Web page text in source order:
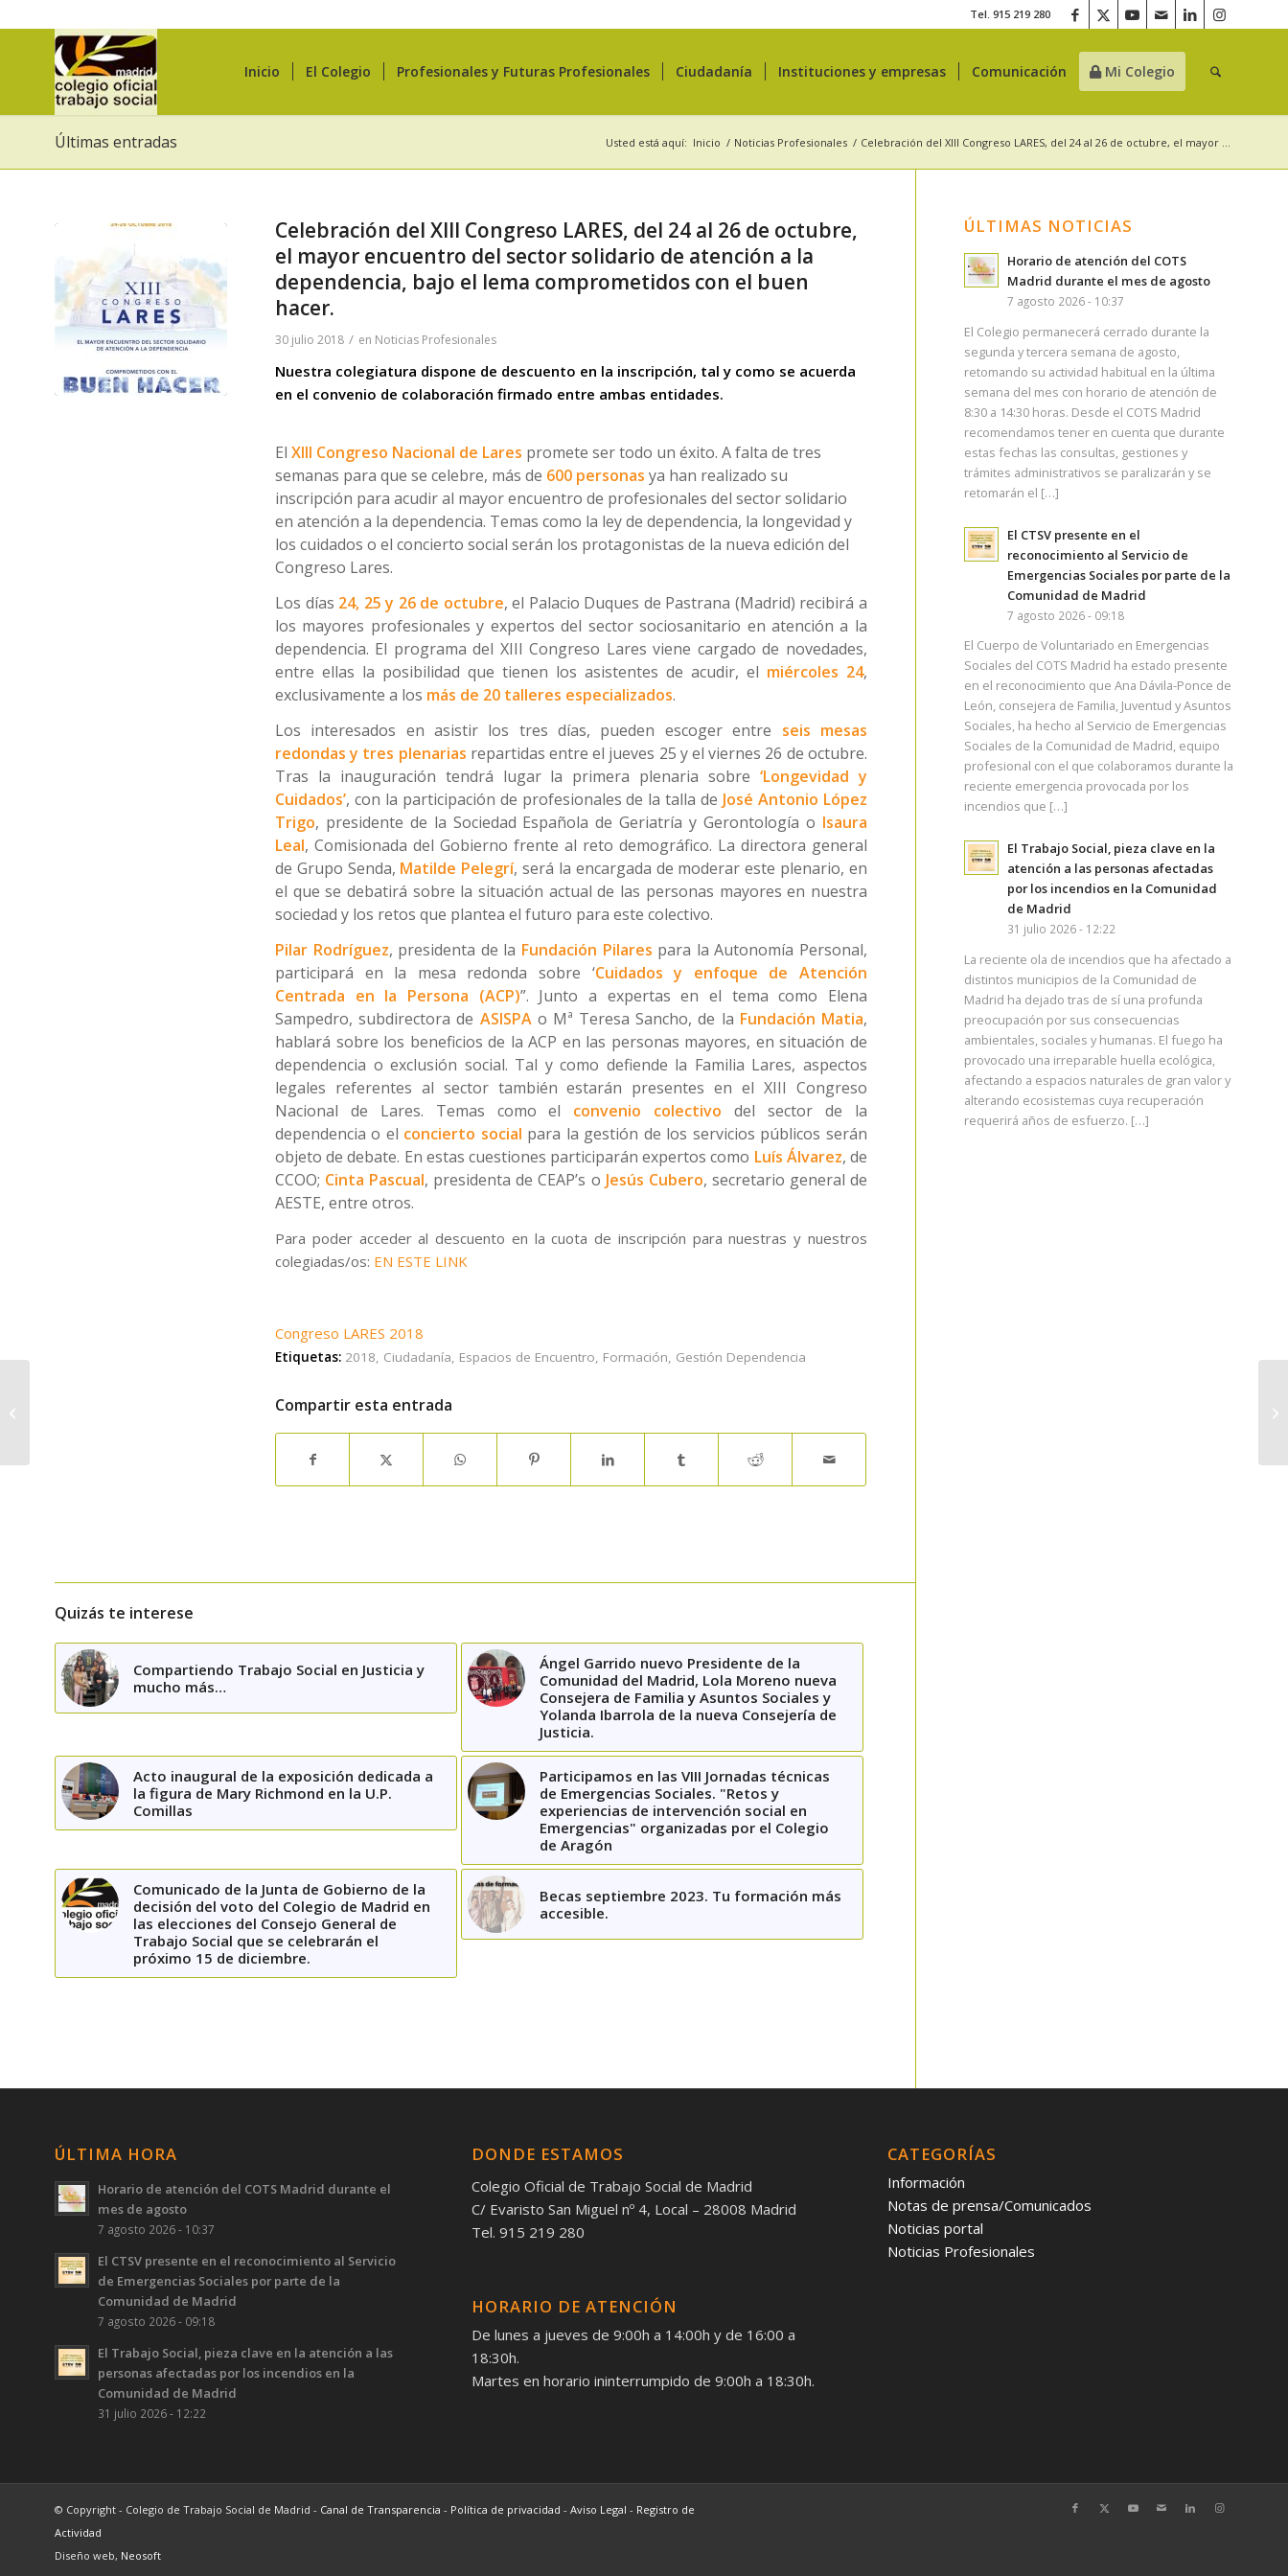
Tel. 915 219 280
Inicio El Colegio Profesionales y Futuras Profesionales Ciudadanía Instituciones y empresas Comunicación Mi Colegio
Últimas entradas Usted está aquí: Inicio / Noticias Profesionales / Celebración del XIII Congreso LARES, del 24 al 26 de octubre, el mayor ...
Celebración del XIII Congreso LARES, del 24 al 26 de octubre,
el mayor encuentro del sector solidario de atención a la
dependencia, bajo el lema comprometidos con el buen
hacer.
30 julio 2018 / en Noticias Profesionales
Nuestra colegiatura dispone de descuento en la inscripción, tal y como se acuerda
en el convenio de colaboración firmado entre ambas entidades.
El XIII Congreso Nacional de Lares promete ser todo un éxito. A falta de tres
semanas para que se celebre, más de 600 personas ya han realizado su
inscripción para acudir al mayor encuentro de profesionales del sector solidario
en atención a la dependencia. Temas como la ley de dependencia, la longevidad y
los cuidados o el concierto social serán los protagonistas de la nueva edición del
Congreso Lares.
Los días 24, 25 y 26 de octubre, el Palacio Duques de Pastrana (Madrid) recibirá a
los mayores profesionales y expertos del sector sociosanitario en atención a la
dependencia. El programa del XIII Congreso Lares viene cargado de novedades,
entre ellas la posibilidad que tienen los asistentes de acudir, el miércoles 24,
exclusivamente a los más de 20 talleres especializados.
Los interesados en asistir los tres días, pueden escoger entre seis mesas
redondas y tres plenarias repartidas entre el jueves 25 y el viernes 26 de octubre.
Tras la inauguración tendrá lugar la primera plenaria sobre‘Longevidad y
Cuidados’, con la participación de profesionales de la talla de José Antonio López
Trigo, presidente de la Sociedad Española de Geriatría y Gerontología o Isaura
Leal, Comisionada del Gobierno frente al reto demográfico. La directora general
de Grupo Senda, Matilde Pelegrí, será la encargada de moderar este plenario, en
el que se debatirá sobre la situación actual de las personas mayores en nuestra
sociedad y los retos que plantea el futuro para este colectivo.
Pilar Rodríguez, presidenta de la Fundación Pilares para la Autonomía Personal,
participará en la mesa redonda sobre ‘Cuidados y enfoque de Atención
Centrada en la Persona (ACP)”. Junto a expertas en el tema como Elena
Sampedro, subdirectora de ASISPAo Mª Teresa Sancho, de la Fundación Matia,
hablará sobre los beneficios de la ACP en las personas mayores, en situación de
dependencia o exclusión social. Tal y como defiende la Familia Lares, aspectos
legales referentes al sector también estarán presentes en el XIII Congreso
Nacional de Lares. Temas como el convenio colectivo del sector de la
dependencia o el concierto social para la gestión de los servicios públicos serán
objeto de debate. En estas cuestiones participarán expertos como Luís Álvarez, de
CCOO; Cinta Pascual, presidenta de CEAP’s o Jesús Cubero, secretario general de
AESTE, entre otros.
Para poder acceder al descuento en la cuota de inscripción para nuestras y nuestros
colegiadas/os: EN ESTE LINK
Congreso LARES 2018
Etiquetas: 2018 Ciudadanía Espacios de Encuentro Formación Gestión Dependencia
Compartir esta entrada
Quizás te interese
Compartiendo Trabajo Social en Justicia y
mucho más…
Ángel Garrido nuevo Presidente de la
Comunidad del Madrid, Lola Moreno nueva
Consejera de Familia y Asuntos Sociales y
Yolanda Ibarrola de la nueva Consejería de
Justicia.
Acto inaugural de la exposición dedicada a
la figura de Mary Richmond en la U.P.
Comillas
Participamos en las VIII Jornadas técnicas
de Emergencias Sociales. "Retos y
experiencias de intervención social en
Emergencias" organizadas por el Colegio
de Aragón
Comunicado de la Junta de Gobierno de la
decisión del voto del Colegio de Madrid en
las elecciones del Consejo General de
Trabajo Social que se celebrarán el
próximo 15 de diciembre.
Becas septiembre 2023. Tu formación más
accesible.
ÚLTIMAS NOTICIAS
Horario de atención del COTS
Madrid durante el mes de agosto
7 agosto 2026 - 10:37
El Colegio permanecerá cerrado durante la
segunda y tercera semana de agosto,
retomando su actividad habitual en la última
semana del mes con horario de atención de
8:30 a 14:30 horas. Desde el COTS Madrid
recomendamos tener en cuenta que durante
estas fechas las consultas, gestiones y
trámites administrativos se paralizarán y se
retomarán el […]
El CTSV presente en el
reconocimiento al Servicio de
Emergencias Sociales por parte de la
Comunidad de Madrid
7 agosto 2026 - 09:18
El Cuerpo de Voluntariado en Emergencias
Sociales del COTS Madrid ha estado presente
en el reconocimiento que Ana Dávila-Ponce de
León, consejera de Familia, Juventud y Asuntos
Sociales, ha hecho al Servicio de Emergencias
Sociales de la Comunidad de Madrid, equipo
profesional con el que colaboramos durante la
reciente emergencia provocada por los
incendios que […]
El Trabajo Social, pieza clave en la
atención a las personas afectadas
por los incendios en la Comunidad
de Madrid
31 julio 2026 - 12:22
La reciente ola de incendios que ha afectado a
distintos municipios de la Comunidad de
Madrid ha dejado tras de sí una profunda
preocupación por sus consecuencias
ambientales, sociales y humanas. El fuego ha
provocado una irreparable huella ecológica,
afectando a espacios naturales de gran valor y
alterando ecosistemas cuya recuperación
requerirá años de esfuerzo. […]
ÚLTIMA HORA
Horario de atención del COTS Madrid durante el
mes de agosto
7 agosto 2026 - 10:37
El CTSV presente en el reconocimiento al Servicio
de Emergencias Sociales por parte de la
Comunidad de Madrid
7 agosto 2026 - 09:18
El Trabajo Social, pieza clave en la atención a las
personas afectadas por los incendios en la
Comunidad de Madrid
31 julio 2026 - 12:22
DONDE ESTAMOS
Colegio Oficial de Trabajo Social de Madrid
C/ Evaristo San Miguel nº 4, Local – 28008 Madrid
Tel. 915 219 280
HORARIO DE ATENCIÓN
De lunes a jueves de 9:00h a 14:00h y de 16:00 a
18:30h.
Martes en horario ininterrumpido de 9:00h a 18:30h.
CATEGORÍAS
Información
Notas de prensa/Comunicados
Noticias portal
Noticias Profesionales
© Copyright - Colegio de Trabajo Social de Madrid - Canal de Transparencia - Política de privacidad - Aviso Legal - Registro de
Actividad
Diseño web, Neosoft